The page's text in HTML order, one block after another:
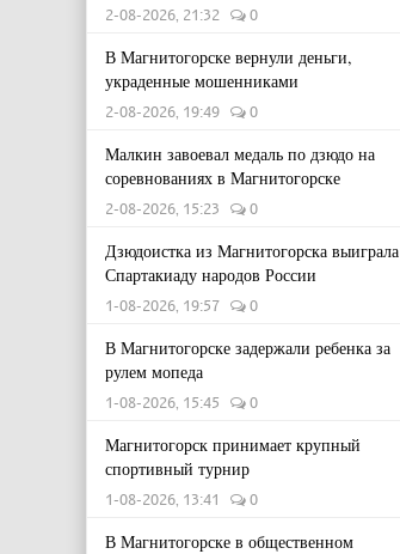
2-08-2026, 21:32 0
В Магнитогорске вернули деньги,
украденные мошенниками
2-08-2026, 19:49 0
Малкин завоевал медаль по дзюдо на
соревнованиях в Магнитогорске
2-08-2026, 15:23 0
Дзюдоистка из Магнитогорска выиграла
Спартакиаду народов России
1-08-2026, 19:57 0
В Магнитогорске задержали ребенка за
рулем мопеда
1-08-2026, 15:45 0
Магнитогорск принимает крупный
спортивный турнир
1-08-2026, 13:41 0
В Магнитогорске в общественном